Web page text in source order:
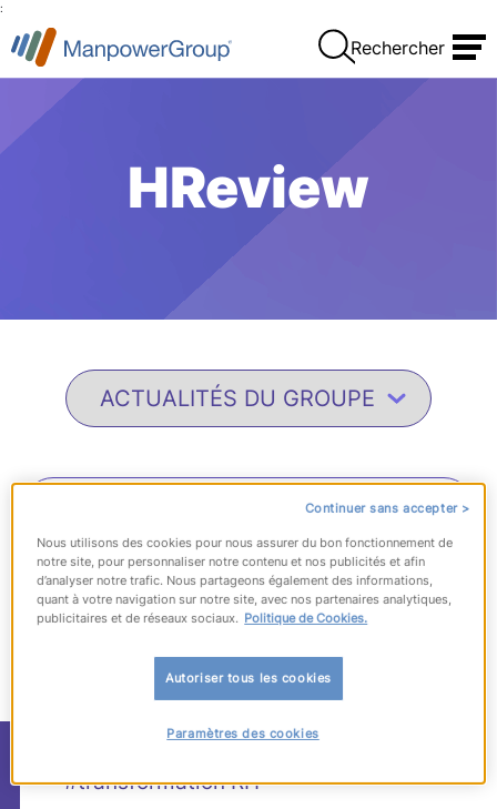
:
Rechercher
HReview
1717 articlescorrespondant à votre
recherche
#transformation RH
Continuer sans accepter >
Nous utilisons des cookies pour nous assurer du bon fonctionnement de
notre site, pour personnaliser notre contenu et nos publicités et afin
d’analyser notre trafic. Nous partageons également des informations,
quant à votre navigation sur notre site, avec nos partenaires analytiques,
publicitaires et de réseaux sociaux. Politique de Cookies.
Autoriser tous les cookies
Paramètres des cookies